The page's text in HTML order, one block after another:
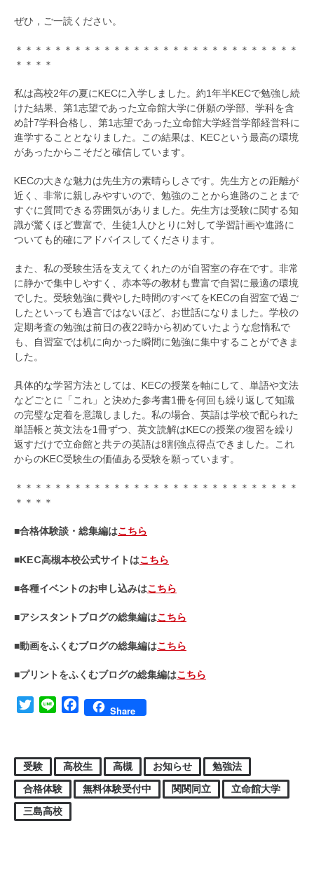
ぜひ，ご一読ください。
＊＊＊＊＊＊＊＊＊＊＊＊＊＊＊＊＊＊＊＊＊＊＊＊＊＊＊＊＊
＊＊＊＊
私は高校2年の夏にKECに入学しました。約1年半KECで勉強し続
けた結果、第1志望であった立命館大学に併願の学部、学科を含
め計7学科合格し、第1志望であった立命館大学経営学部経営科に
進学することとなりました。この結果は、KECという最高の環境
があったからこそだと確信しています。
KECの大きな魅力は先生方の素晴らしさです。先生方との距離が
近く、非常に親しみやすいので、勉強のことから進路のことまで
すぐに質問できる雰囲気がありました。先生方は受験に関する知
識が驚くほど豊富で、生徒1人ひとりに対して学習計画や進路に
ついても的確にアドバイスしてくださります。
また、私の受験生活を支えてくれたのが自習室の存在です。非常
に静かで集中しやすく、赤本等の教材も豊富で自習に最適の環境
でした。受験勉強に費やした時間のすべてをKECの自習室で過ご
したといっても過言ではないほど、お世話になりました。学校の
定期考査の勉強は前日の夜22時から初めていたような怠惰私で
も、自習室では机に向かった瞬間に勉強に集中することができま
した。
具体的な学習方法としては、KECの授業を軸にして、単語や文法
などごとに「これ」と決めた参考書1冊を何回も繰り返して知識
の完璧な定着を意識しました。私の場合、英語は学校で配られた
単語帳と英文法を1冊ずつ、英文読解はKECの授業の復習を繰り
返すだけで立命館と共テの英語は8割強点得点できました。これ
からのKEC受験生の価値ある受験を願っています。
＊＊＊＊＊＊＊＊＊＊＊＊＊＊＊＊＊＊＊＊＊＊＊＊＊＊＊＊＊
＊＊＊＊
■合格体験談・総集編はこちら
■KEC高槻本校公式サイトはこちら
■各種イベントのお申し込みはこちら
■アシスタントブログの総集編はこちら
■動画をふくむブログの総集編はこちら
■プリントをふくむブログの総集編はこちら
TwitterLine FacebookShare
受験 高校生 高槻 お知らせ
勉強法
合格体験
無料体験受付中 関関同立
立命館大学
三島高校